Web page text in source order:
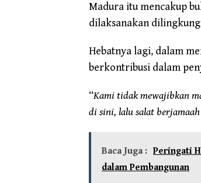
Madura itu mencakup
dilaksanakan
Hebatnya lagi, dalam
berkontribusi dalam
“Kami tidak mewajibkan
di sini, lalu salat
Baca Juga : Peringati
dalam Pembangunan